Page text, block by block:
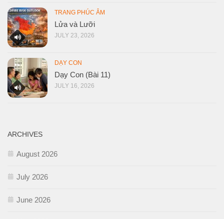
TRANG PHÚC ÂM
Lửa và Lưỡi
JULY 23, 2026
DẠY CON
Dạy Con (Bài 11)
JULY 16, 2026
ARCHIVES
August 2026
July 2026
June 2026